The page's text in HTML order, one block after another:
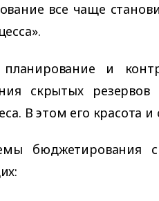
все чаще
и
скрытых резервов
В этом его красота и
бюджетирования